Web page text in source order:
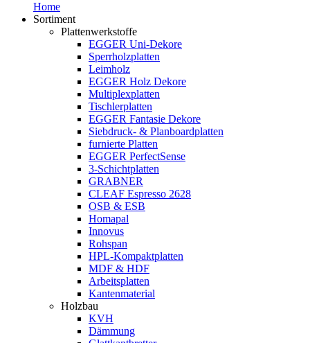
Home
Sortiment
Plattenwerkstoffe
EGGER Uni-Dekore
Sperrholzplatten
Leimholz
EGGER Holz Dekore
Multiplexplatten
Tischlerplatten
EGGER Fantasie Dekore
Siebdruck- & Planboardplatten
furnierte Platten
EGGER PerfectSense
3-Schichtplatten
GRABNER
CLEAF Espresso 2628
OSB & ESB
Homapal
Innovus
Rohspan
HPL-Kompaktplatten
MDF & HDF
Arbeitsplatten
Kantenmaterial
Holzbau
KVH
Dämmung